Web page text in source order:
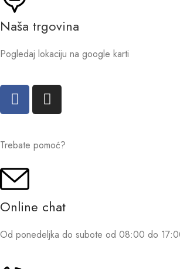
Naša trgovina
Pogledaj lokaciju na google karti
Trebate pomoć?
Online chat
Od ponedeljka do subote od 08:00 do